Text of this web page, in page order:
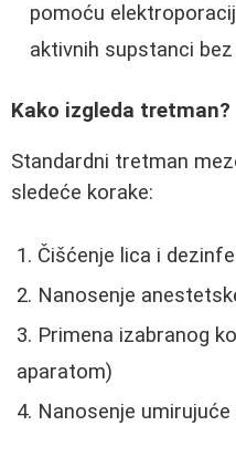
pomoću
aktivnih supstanci bez
Kako izgleda tretman?
Standardni tretman
sledeće korake:
Čišćenje lica i
Nanosenje
Primena izabranog
aparatom)
Nanosenje